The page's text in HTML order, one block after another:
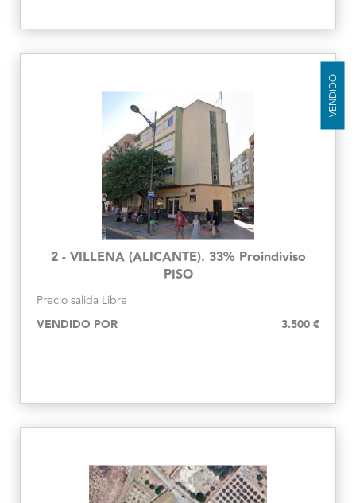
VENDIDO
2 - VILLENA (ALICANTE). 33% Proindiviso
PISO
Precio salida Libre
VENDIDO POR 3.500 €